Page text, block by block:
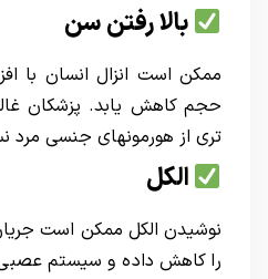
بالا رفتن سن
ممکن است انزال انسان با
حجم کاهش یابد. پزشکان
تری از هورمونهای جنسی
الکل
نوشیدن الکل ممکن است
را کاهش داده و سیستم عصبی